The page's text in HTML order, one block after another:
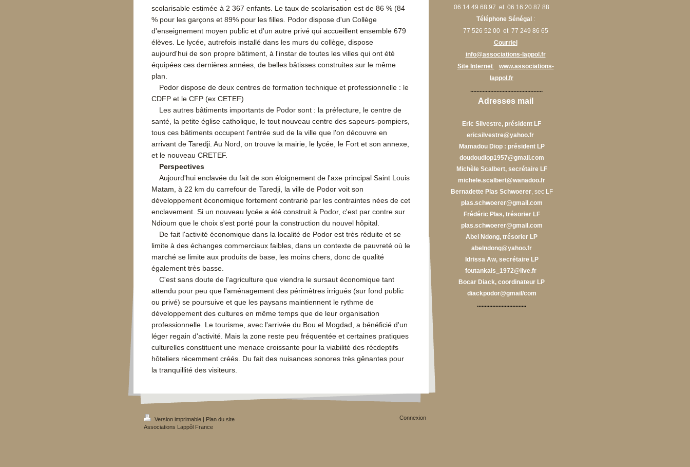
scolarisable estimée à 2 367 enfants. Le taux de scolarisation est de 86 % (84
% pour les garçons et 89% pour les filles. Podor dispose d'un Collège
d'enseignement moyen public et d'un autre privé qui accueillent ensemble 679
élèves. Le lycée, autrefois installé dans les murs du collège, dispose
aujourd'hui de son propre bâtiment, à l'instar de toutes les villes qui ont été
équipées ces dernières années, de belles bâtisses construites sur le même
plan.
Podor dispose de deux centres de formation technique et professionnelle : le
CDFP et le CFP (ex CETEF)
Les autres bâtiments importants de Podor sont : la préfecture, le centre de
santé, la petite église catholique, le tout nouveau centre des sapeurs-pompiers,
tous ces bâtiments occupent l'entrée sud de la ville que l'on découvre en
arrivant de Taredji. Au Nord, on trouve la mairie, le lycée, le Fort et son annexe,
et le nouveau CRETEF.
Perspectives
Aujourd'hui enclavée du fait de son éloignement de l'axe principal Saint Louis
Matam, à 22 km du carrefour de Taredji, la ville de Podor voit son
développement économique fortement contrarié par les contraintes nées de cet
enclavement. Si un nouveau lycée a été construit à Podor, c'est par contre sur
Ndioum que le choix s'est porté pour la construction du nouvel hôpital.
De fait l'activité économique dans la localité de Podor est très réduite et se
limite à des échanges commerciaux faibles, dans un contexte de pauvreté où le
marché se limite aux produits de base, les moins chers, donc de qualité
également très basse.
C'est sans doute de l'agriculture que viendra le sursaut économique tant
attendu pour peu que l'aménagement des périmètres irrigués (sur fond public
ou privé) se poursuive et que les paysans maintiennent le rythme de
développement des cultures en même temps que de leur organisation
professionnelle. Le tourisme, avec l'arrivée du Bou el Mogdad, a bénéficié d'un
léger regain d'activité. Mais la zone reste peu fréquentée et certaines pratiques
culturelles constituent une menace croissante pour la viabilité des récdeptifs
hôteliers récemment créés. Du fait des nuisances sonores très gênantes pour
la tranquillité des visiteurs.
06 14 49 68 97 et 06 16 20 87 88
Téléphone Sénégal :
77 526 52 00 et 77 249 86 65
Courriel
info@associations-lappol.fr
Site Internet
www.associations-
lappol.fr
...............................................
Adresses mail
Eric Silvestre, président LF
ericsilvestre@yahoo.fr
Mamadou Diop : président LP
doudoudiop1957@gmail.com
Michèle Scalbert, secrétaire LF
michele.scalbert@wanadoo.fr
Bernadette Plas Schwoerer, sec LF
plas.schwoerer@gmail.com
Frédéric Plas, trésorier LF
plas.schwoerer@gmail.com
Abel Ndong, trésorier LP
abelndong@yahoo.fr
Idrissa Aw, secrétaire LP
foutankais_1972@live.fr​
Bocar Diack, coordinateur LP
diackpodor@gmail/com
................................
Version imprimable | Plan du site
Associations Lappôl France
Connexion